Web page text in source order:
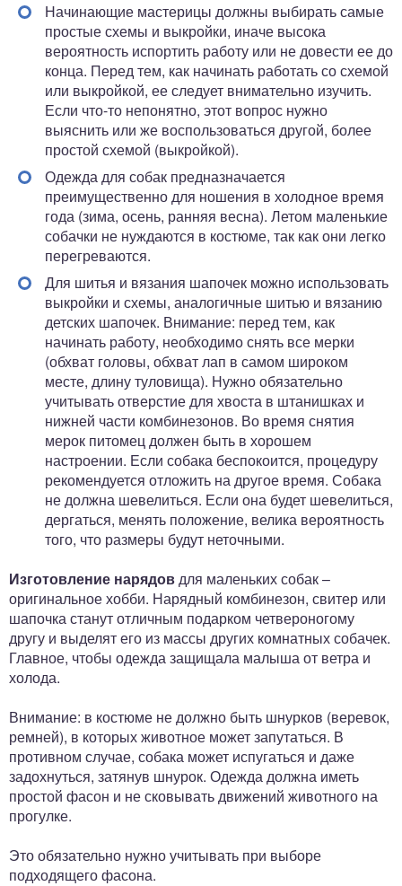
Начинающие мастерицы должны выбирать самые
простые схемы и выкройки, иначе высока
вероятность испортить работу или не довести ее до
конца. Перед тем, как начинать работать со схемой
или выкройкой, ее следует внимательно изучить.
Если что-то непонятно, этот вопрос нужно
выяснить или же воспользоваться другой, более
простой схемой (выкройкой).
Одежда для собак предназначается
преимущественно для ношения в холодное время
года (зима, осень, ранняя весна). Летом маленькие
собачки не нуждаются в костюме, так как они легко
перегреваются.
Для шитья и вязания шапочек можно использовать
выкройки и схемы, аналогичные шитью и вязанию
детских шапочек. Внимание: перед тем, как
начинать работу, необходимо снять все мерки
(обхват головы, обхват лап в самом широком
месте, длину туловища). Нужно обязательно
учитывать отверстие для хвоста в штанишках и
нижней части комбинезонов. Во время снятия
мерок питомец должен быть в хорошем
настроении. Если собака беспокоится, процедуру
рекомендуется отложить на другое время. Собака
не должна шевелиться. Если она будет шевелиться,
дергаться, менять положение, велика вероятность
того, что размеры будут неточными.
Изготовление нарядовдля маленьких собак –
оригинальное хобби. Нарядный комбинезон, свитер или
шапочка станут отличным подарком четвероногому
другу и выделят его из массы других комнатных собачек.
Главное, чтобы одежда защищала малыша от ветра и
холода.
Внимание: в костюме не должно быть шнурков (веревок,
ремней), в которых животное может запутаться. В
противном случае, собака может испугаться и даже
задохнуться, затянув шнурок. Одежда должна иметь
простой фасон и не сковывать движений животного на
прогулке.
Это обязательно нужно учитывать при выборе
подходящего фасона.